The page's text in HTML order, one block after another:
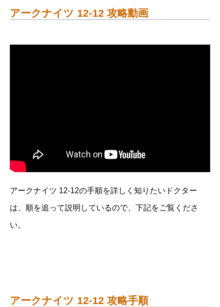
アークナイツ 12-12 攻略動画
アークナイツ 12-12の手順を詳しく知りたいドクター
は、順を追って説明しているので、下記をご覧くださ
い。
アークナイツ 12-12 攻略手順